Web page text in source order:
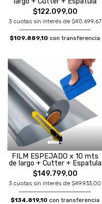
$122.099,00
3 cuotas sin interés de $40.699,67
$109.889,10 con transferencia
FILM ESPEJADO x 10 mts
de largo + Cutter + Espatula
$149.799,00
3 cuotas sin interés de $49.933,00
$134.819,10 con transferencia